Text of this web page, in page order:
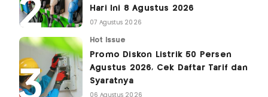
Hari Ini 8 Agustus 2026
07 Agustus 2026
Hot Issue
Promo Diskon Listrik 50 Persen
Agustus 2026, Cek Daftar Tarif dan
Syaratnya
06 Agustus 2026